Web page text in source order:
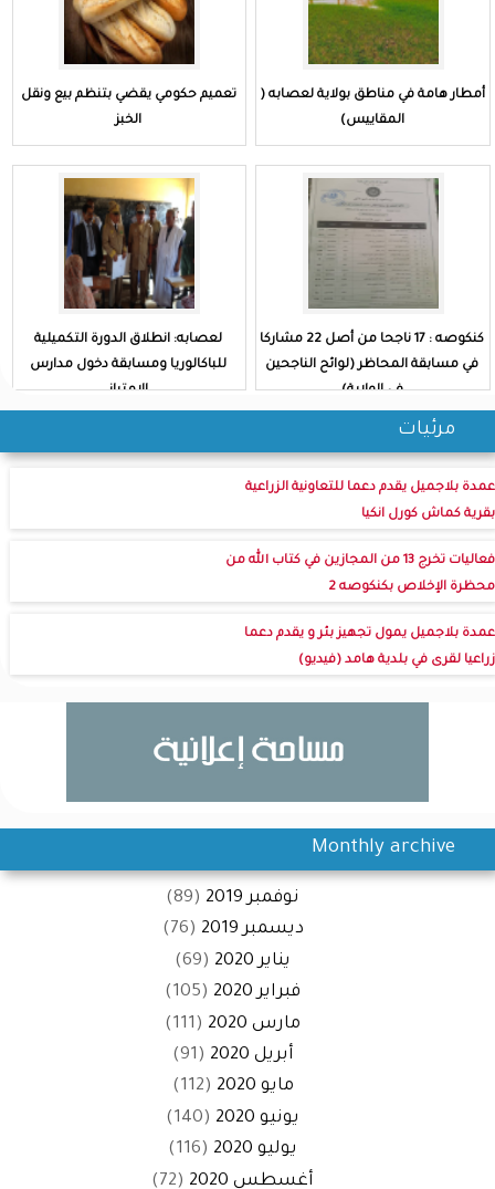
أمطار هامة في مناطق بولاية لعصابه (
المقاييس)
تعميم حكومي يقضي بتنظم بيع ونقل
الخبز
كنكوصه : 17 ناجحا من أصل 22 مشاركا
في مسابقة المحاظر (لوائح الناجحين
في الولاية)
لعصابه: انطلاق الدورة التكميلية
للباكالوريا ومسابقة دخول مدارس
الامتياز
مرئيات
عمدة بلاجميل يقدم دعما للتعاونية الزراعية
بقرية كماش كورل انكيا
فعاليات تخرج 13 من المجازين في كتاب الله من
محظرة الإخلاص بكنكوصه 2
عمدة بلاجميل يمول تجهيز بئر و يقدم دعما
زراعيا لقرى في بلدية هامد (فيديو)
Monthly archive
نوفمبر 2019
(89)
ديسمبر 2019
(76)
يناير 2020
(69)
فبراير 2020
(105)
مارس 2020
(111)
أبريل 2020
(91)
مايو 2020
(112)
يونيو 2020
(140)
يوليو 2020
(116)
أغسطس 2020
(72)